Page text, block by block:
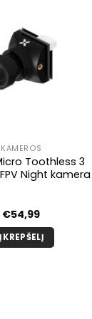
KAMEROS
Toothless 3
Night kamera
€54,99
Į KREPŠELĮ